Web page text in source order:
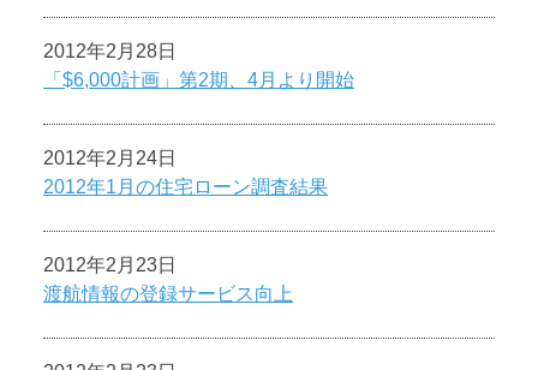
2012年2月28日
「$6,000計画」第2期、4月より開始
2012年2月24日
2012年1月の住宅ローン調査結果
2012年2月23日
渡航情報の登録サービス向上